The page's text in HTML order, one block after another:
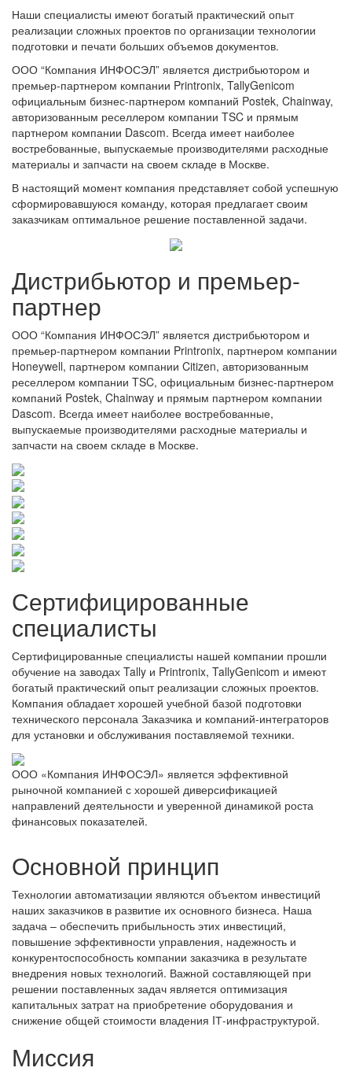
Наши специалисты имеют богатый практический опыт
реализации сложных проектов по организации технологии
подготовки и печати больших объемов документов.
ООО “Компания ИНФОСЭЛ” является дистрибьютором и
премьер-партнером компании Printronix, TallyGenicom
официальным бизнес-партнером компаний Postek, Chainway,
авторизованным реселлером компании TSC и прямым
партнером компании Dasсom. Всегда имеет наиболее
востребованные, выпускаемые производителями расходные
материалы и запчасти на своем складе в Москве.
В настоящий момент компания представляет собой успешную
сформировавшуюся команду, которая предлагает своим
заказчикам оптимальное решение поставленной задачи.
Дистрибьютор и премьер-
партнер
ООО “Компания ИНФОСЭЛ” является дистрибьютором и
премьер-партнером компании Printronix, партнером компании
Honeywell, партнером компании Citizen, авторизованным
реселлером компании TSC, официальным бизнес-партнером
компаний Postek, Chainway и прямым партнером компании
Dasсom. Всегда имеет наиболее востребованные,
выпускаемые производителями расходные материалы и
запчасти на своем складе в Москве.
Сертифицированные
специалисты
Сертифицированные специалисты нашей компании прошли
обучение на заводах Tally и Printronix, TallyGenicom и имеют
богатый практический опыт реализации сложных проектов.
Компания обладает хорошей учебной базой подготовки
технического персонала Заказчика и компаний-интеграторов
для установки и обслуживания поставляемой техники.
ООО «Компания ИНФОСЭЛ» является эффективной
рыночной компанией с хорошей диверсификацией
направлений деятельности и уверенной динамикой роста
финансовых показателей.
Основной принцип
Технологии автоматизации являются объектом инвестиций
наших заказчиков в развитие их основного бизнеса. Наша
задача – обеспечить прибыльность этих инвестиций,
повышение эффективности управления, надежность и
конкурентоспособность компании заказчика в результате
внедрения новых технологий. Важной составляющей при
решении поставленных задач является оптимизация
капитальных затрат на приобретение оборудования и
снижение общей стоимости владения IТ-инфраструктурой.
Миссия